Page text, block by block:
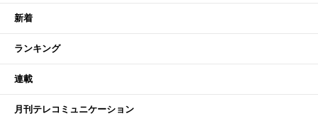
新着
ランキング
連載
月刊テレコミュニケーション